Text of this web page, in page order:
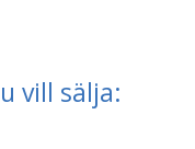
vill sälja: